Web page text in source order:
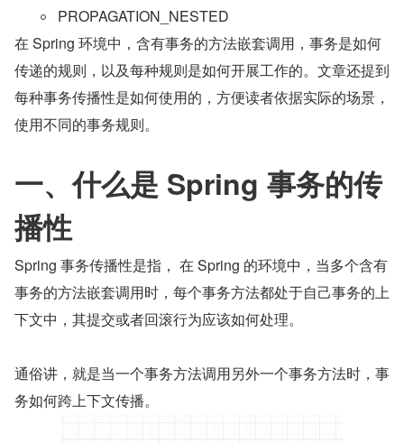
PROPAGATION_NESTED
在 Spring 环境中，含有事务的方法嵌套调用，事务是如何
传递的规则，以及每种规则是如何开展工作的。文章还提到
每种事务传播性是如何使用的，方便读者依据实际的场景，
使用不同的事务规则。
一、什么是 Spring 事务的传
播性
Spring 事务传播性是指， 在 Spring 的环境中，当多个含有
事务的方法嵌套调用时，每个事务方法都处于自己事务的上
下文中，其提交或者回滚行为应该如何处理。
通俗讲，就是当一个事务方法调用另外一个事务方法时，事
务如何跨上下文传播。